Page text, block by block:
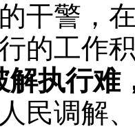
干警，
的工作
解执行难
民调解